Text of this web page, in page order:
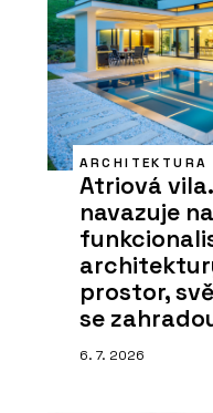
ARCHITEKTURA
Atriová
navazuje
prostor,
se
6. 7. 2026